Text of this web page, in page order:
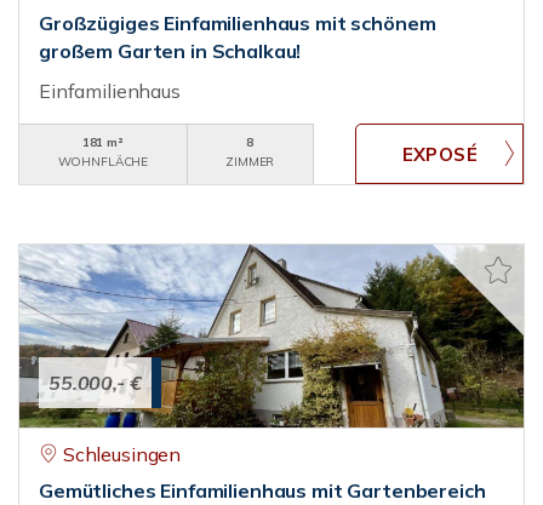
Großzügiges Einfamilienhaus mit schönem
großem Garten in Schalkau!
Einfamilienhaus
181 m²
WOHNFLÄCHE
8
ZIMMER
55.000,- €
Schleusingen
Gemütliches Einfamilienhaus mit Gartenbereich